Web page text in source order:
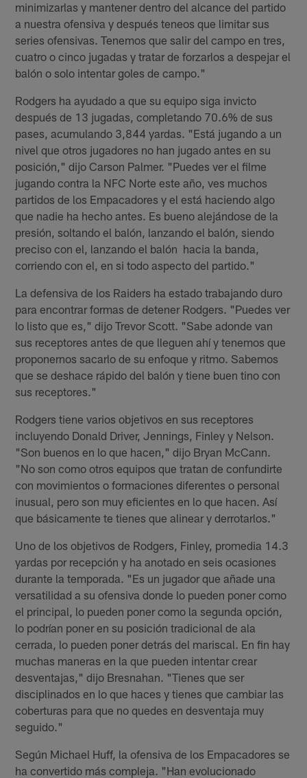
minimizarlas y mantener dentro del alcance del partido
a nuestra ofensiva y después teneos que limitar sus
series ofensivas. Tenemos que salir del campo en tres,
cuatro o cinco jugadas y tratar de forzarlos a despejar el
balón o solo intentar goles de campo."
Rodgers ha ayudado a que su equipo siga invicto
después de 13 jugadas, completando 70.6% de sus
pases, acumulando 3,844 yardas. "Está jugando a un
nivel que otros jugadores no han jugado antes en su
posición," dijo Carson Palmer. "Puedes ver el filme
jugando contra la NFC Norte este año, ves muchos
partidos de los Empacadores y el está haciendo algo
que nadie ha hecho antes. Es bueno alejándose de la
presión, soltando el balón, lanzando el balón, siendo
preciso con el, lanzando el balón hacia la banda,
corriendo con el, en si todo aspecto del partido."
La defensiva de los Raiders ha estado trabajando duro
para encontrar formas de detener Rodgers. "Puedes ver
lo listo que es," dijo Trevor Scott. "Sabe adonde van
sus receptores antes de que lleguen ahí y tenemos que
proponernos sacarlo de su enfoque y ritmo. Sabemos
que se deshace rápido del balón y tiene buen tino con
sus receptores."
Rodgers tiene varios objetivos en sus receptores
incluyendo Donald Driver, Jennings, Finley y Nelson.
"Son buenos en lo que hacen," dijo Bryan McCann.
"No son como otros equipos que tratan de confundirte
con movimientos o formaciones diferentes o personal
inusual, pero son muy eficientes en lo que hacen. Así
que básicamente te tienes que alinear y derrotarlos."
Uno de los objetivos de Rodgers, Finley, promedia 14.3
yardas por recepción y ha anotado en seis ocasiones
durante la temporada. "Es un jugador que añade una
versatilidad a su ofensiva donde lo pueden poner como
el principal, lo pueden poner como la segunda opción,
lo podrían poner en su posición tradicional de ala
cerrada, lo pueden poner detrás del mariscal. En fin hay
muchas maneras en la que pueden intentar crear
desventajas," dijo Bresnahan. "Tienes que ser
disciplinados en lo que haces y tienes que cambiar las
coberturas para que no quedes en desventaja muy
seguido."
Según Michael Huff, la ofensiva de los Empacadores se
ha convertido más compleja. "Han evolucionado